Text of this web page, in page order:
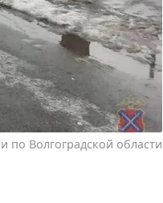
Волгоградской области